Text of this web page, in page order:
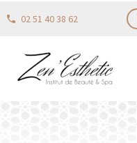
02 51 40 38 62